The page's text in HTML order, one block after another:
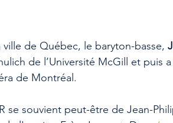
de Québec, le baryton-basse,
de l’Université McGill et puis
de Montréal.
se souvient peut-être de Jean-